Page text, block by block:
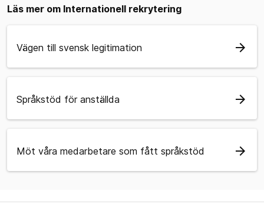
Läs mer om Internationell rekrytering
Vägen till svensk legitimation arrow_forward
Språkstöd för anställda arrow_forward
Möt våra medarbetare som fått språkstöd arrow_forward